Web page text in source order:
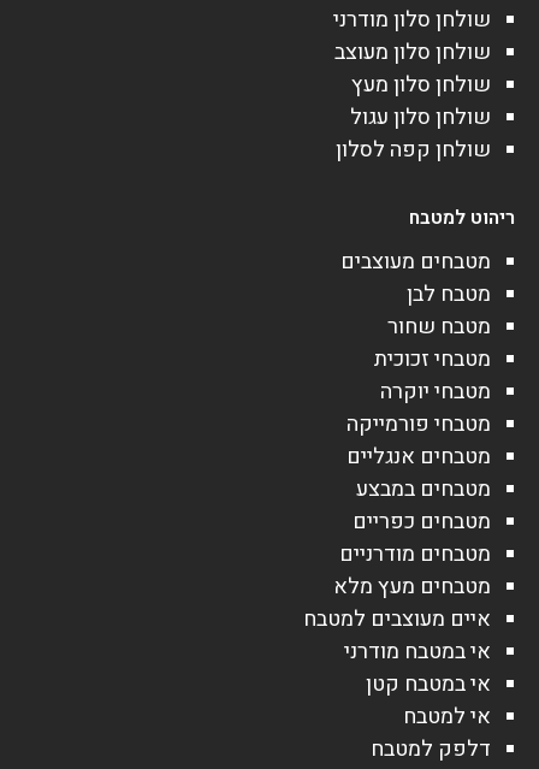
שולחן סלון מודרני
שולחן סלון מעוצב
שולחן סלון מעץ
שולחן סלון עגול
שולחן קפה לסלון
ריהוט למטבח
מטבחים מעוצבים
מטבח לבן
מטבח שחור
מטבחי זכוכית
מטבחי יוקרה
מטבחי פורמייקה
מטבחים אנגליים
מטבחים במבצע
מטבחים כפריים
מטבחים מודרניים
מטבחים מעץ מלא
איים מעוצבים למטבח
אי במטבח מודרני
אי במטבח קטן
אי למטבח
דלפק למטבח